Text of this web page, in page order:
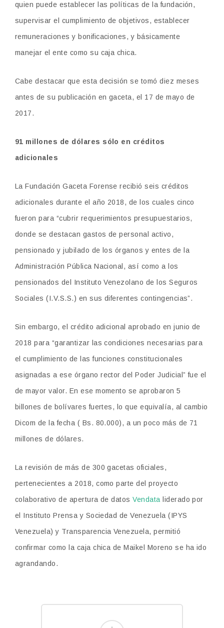
quien puede establecer las políticas de la fundación,
supervisar el cumplimiento de objetivos, establecer
remuneraciones y bonificaciones, y básicamente
manejar el ente como su caja chica.
Cabe destacar que esta decisión se tomó diez meses
antes de su publicación en gaceta, el 17 de mayo de
2017.
91 millones de dólares sólo en créditos
adicionales
La Fundación Gaceta Forense recibió seis créditos
adicionales durante el año 2018, de los cuales cinco
fueron para “cubrir requerimientos presupuestarios,
donde se destacan gastos de personal activo,
pensionado y jubilado de los órganos y entes de la
Administración Pública Nacional, así como a los
pensionados del Instituto Venezolano de los Seguros
Sociales (I.V.S.S.) en sus diferentes contingencias”.
Sin embargo, el crédito adicional aprobado en junio de
2018 para “garantizar las condiciones necesarias para
el cumplimiento de las funciones constitucionales
asignadas a ese órgano rector del Poder Judicial” fue el
de mayor valor. En ese momento se aprobaron 5
billones de bolívares fuertes, lo que equivalía, al cambio
Dicom de la fecha ( Bs. 80.000), a un poco más de 71
millones de dólares.
La revisión de más de 300 gacetas oficiales,
pertenecientes a 2018, como parte del proyecto
colaborativo de apertura de datosVendata liderado por
el Instituto Prensa y Sociedad de Venezuela (IPYS
Venezuela) y Transparencia Venezuela, permitió
confirmar como la caja chica de Maikel Moreno se ha ido
agrandando.